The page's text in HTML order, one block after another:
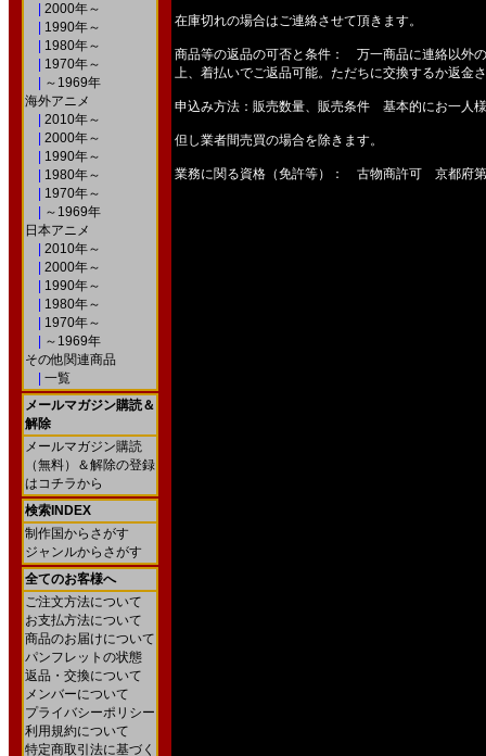
2000年～
1990年～
1980年～
1970年～
～1969年
海外アニメ
2010年～
2000年～
1990年～
1980年～
1970年～
～1969年
日本アニメ
2010年～
2000年～
1990年～
1980年～
1970年～
～1969年
その他関連商品
一覧
メールマガジン購読＆
解除
メールマガジン購読
（無料）＆解除の登録
はコチラから
検索INDEX
制作国からさがす
ジャンルからさがす
全てのお客様へ
ご注文方法について
お支払方法について
商品のお届けについて
パンフレットの状態
返品・交換について
メンバーについて
プライバシーポリシー
利用規約について
特定商取引法に基づく
在庫切れの場合はご連絡させて頂きます。
商品等の返品の可否と条件： 万一商品に連絡以外
上、着払いでご返品可能。ただちに交換するか返金
申込み方法：販売数量、販売条件 基本的にお一人
但し業者間売買の場合を除きます。
業務に関る資格（免許等）： 古物商許可 京都府